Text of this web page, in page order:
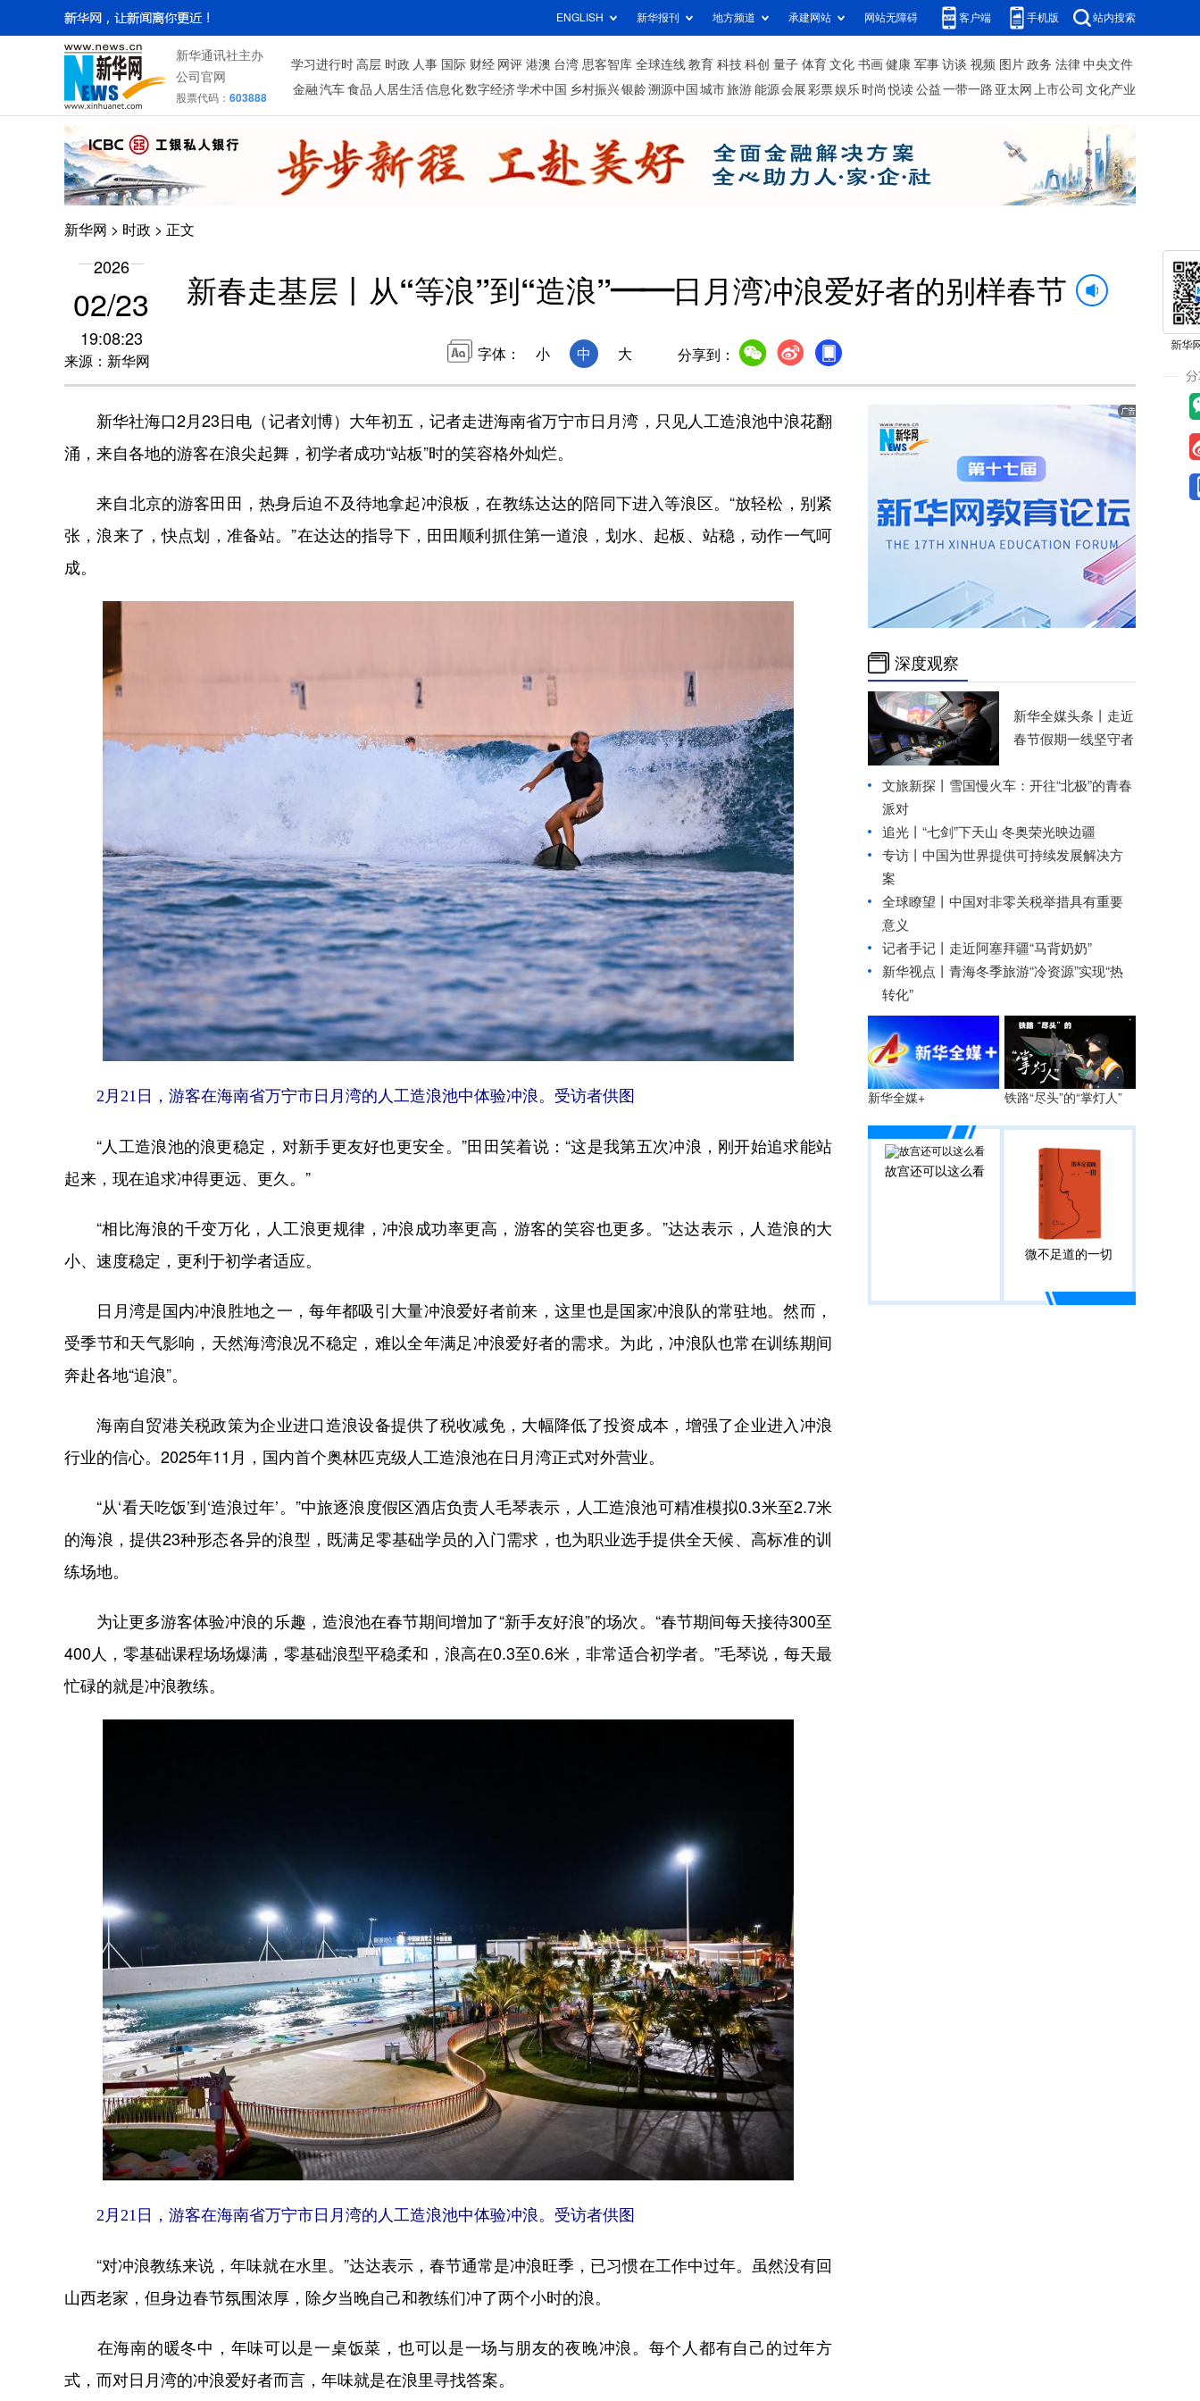
ENGLISH 新华报刊 地方频道 承建网站 网站无障碍 客户端 手机版 站内搜索
新华通讯社主办
公司官网
股票代码： 603888
学习进行时 高层 时政 人事 国际 财经 网评 港澳 台湾 思客智库 全球连线 教育 科技 科创 量子 体育 文化 书画 健康 军事 访谈 视频 图片 政务 法律 中央文件
金融 汽车 食品 人居生活信息化数字经济学术中国 乡村振兴银龄溯源中国 城市旅游 能源 会展 彩票娱乐 时尚 悦读 公益 一带一路 亚太网 上市公司 文化产业
新华网 > 时政 > 正文
2026
02/23
19:08:23
来源：新华网
新春走基层丨从“等浪”到“造浪”——日月湾冲浪爱好者的别样春节
字体： 小 中 大 分享到：
新华社海口2月23日电（记者刘博）大年初五，记者走进海南省万宁市日月湾，只见人工造浪池中浪花翻
涌，来自各地的游客在浪尖起舞，初学者成功“站板”时的笑容格外灿烂。
来自北京的游客田田，热身后迫不及待地拿起冲浪板，在教练达达的陪同下进入等浪区。“放轻松，别紧
张，浪来了，快点划，准备站。”在达达的指导下，田田顺利抓住第一道浪，划水、起板、站稳，动作一气呵
成。
2月21日，游客在海南省万宁市日月湾的人工造浪池中体验冲浪。受访者供图
“人工造浪池的浪更稳定，对新手更友好也更安全。”田田笑着说：“这是我第五次冲浪，刚开始追求能站
起来，现在追求冲得更远、更久。”
“相比海浪的千变万化，人工浪更规律，冲浪成功率更高，游客的笑容也更多。”达达表示，人造浪的大
小、速度稳定，更利于初学者适应。
日月湾是国内冲浪胜地之一，每年都吸引大量冲浪爱好者前来，这里也是国家冲浪队的常驻地。然而，
受季节和天气影响，天然海湾浪况不稳定，难以全年满足冲浪爱好者的需求。为此，冲浪队也常在训练期间
奔赴各地“追浪”。
海南自贸港关税政策为企业进口造浪设备提供了税收减免，大幅降低了投资成本，增强了企业进入冲浪
行业的信心。2025年11月，国内首个奥林匹克级人工造浪池在日月湾正式对外营业。
“从‘看天吃饭’到‘造浪过年’。”中旅逐浪度假区酒店负责人毛琴表示，人工造浪池可精准模拟0.3米至2.7米
的海浪，提供23种形态各异的浪型，既满足零基础学员的入门需求，也为职业选手提供全天候、高标准的训
练场地。
为让更多游客体验冲浪的乐趣，造浪池在春节期间增加了“新手友好浪”的场次。“春节期间每天接待300至
400人，零基础课程场场爆满，零基础浪型平稳柔和，浪高在0.3至0.6米，非常适合初学者。”毛琴说，每天最
忙碌的就是冲浪教练。
2月21日，游客在海南省万宁市日月湾的人工造浪池中体验冲浪。受访者供图
“对冲浪教练来说，年味就在水里。”达达表示，春节通常是冲浪旺季，已习惯在工作中过年。虽然没有回
山西老家，但身边春节氛围浓厚，除夕当晚自己和教练们冲了两个小时的浪。
在海南的暖冬中，年味可以是一桌饭菜，也可以是一场与朋友的夜晚冲浪。每个人都有自己的过年方
式，而对日月湾的冲浪爱好者而言，年味就是在浪里寻找答案。
深度观察
新华全媒头条丨 走近
春节假期一线坚守者
文旅新探丨雪国慢火车：开往“北极”的青春
派对
追光丨 “七剑”下天山 冬奥荣光映边疆
专访丨中国为世界提供可持续发展解决方
案
全球瞭望丨中国对非零关税举措具有重要
意义
记者手记丨走近阿塞拜疆“马背奶奶”
新华视点丨 青海冬季旅游“冷资源”实现“热
转化”
新华全媒+ 铁路“尽头”的“掌灯人”
故宫还可以这么看
微不足道的一切